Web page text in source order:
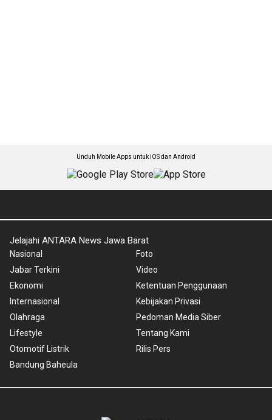
Unduh Mobile Apps untuk iOS dan Android
Jelajahi ANTARA News Jawa Barat
Nasional
Jabar Terkini
Ekonomi
Internasional
Olahraga
Lifestyle
Otomotif Listrik
Bandung Baheula
Foto
Video
Ketentuan Penggunaan
Kebijakan Privasi
Pedoman Media Siber
Tentang Kami
Rilis Pers